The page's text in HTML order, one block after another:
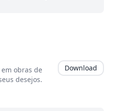
obras de
desejos.
Download